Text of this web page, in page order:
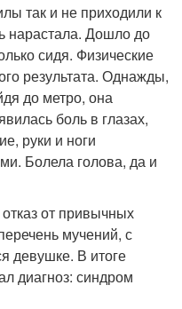
так и не приходили к
нарастала. Дошло до
сидя. Физические
результата. Однажды,
до метро, она
боль в глазах,
руки и ноги
Болела голова, да и
от привычных
мучений, с
девушке. В итоге
диагноз: синдром